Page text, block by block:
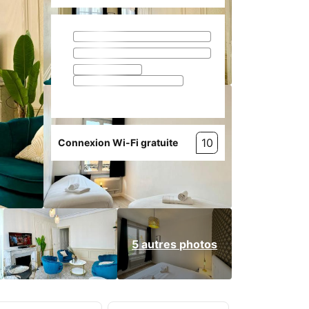
5 autres photos
Connexion Wi-Fi gratuite 10